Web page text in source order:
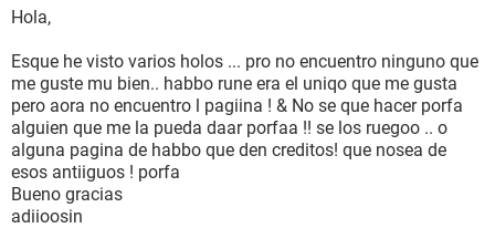
Hola,
Esque he visto varios holos ... pro no encuentro ninguno que
me guste mu bien.. habbo rune era el uniqo que me gusta
pero aora no encuentro l pagiina ! & No se que hacer porfa
alguien que me la pueda daar porfaa !! se los ruegoo .. o
alguna pagina de habbo que den creditos! que nosea de
esos antiiguos ! porfa
Bueno gracias
adiioosin